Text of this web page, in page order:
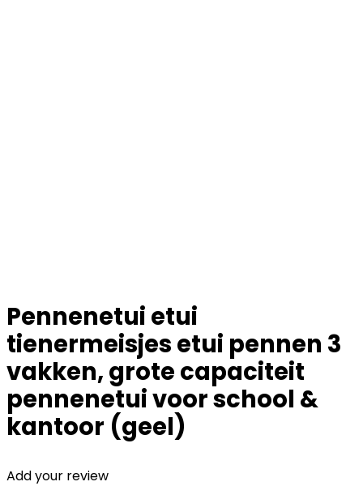
Pennenetui etui
tienermeisjes etui pennen 3
vakken, grote capaciteit
pennenetui voor school &
kantoor (geel)
Add your review